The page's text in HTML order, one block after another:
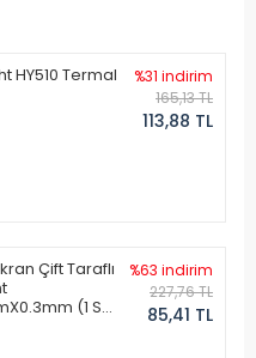
HY510 Termal
%31 indirim
165,13 TL
113,88 TL
Çift Taraflı
(1 Set
%63 indirim
227,76 TL
85,41 TL